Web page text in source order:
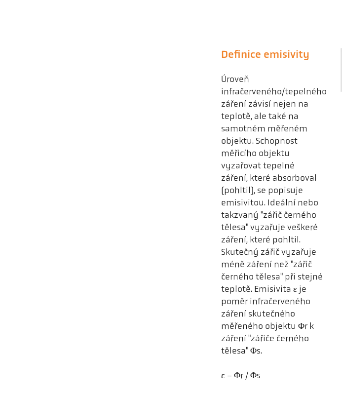
Definice emisivity
Úroveň
infračerveného/tepelného
záření závisí nejen na
teplotě, ale také na
samotném měřeném
objektu. Schopnost
měřicího objektu
vyzařovat tepelné
záření, které absorboval
(pohltil), se popisuje
emisivitou. Ideální nebo
takzvaný "zářič černého
tělesa" vyzařuje veškeré
záření, které pohltil.
Skutečný zářič vyzařuje
méně záření než "zářič
černého tělesa" při stejné
teplotě. Emisivita ε je
poměr infračerveného
záření skutečného
měřeného objektu Φr k
záření "zářiče černého
tělesa" Φs.
ε = Φr / Φs